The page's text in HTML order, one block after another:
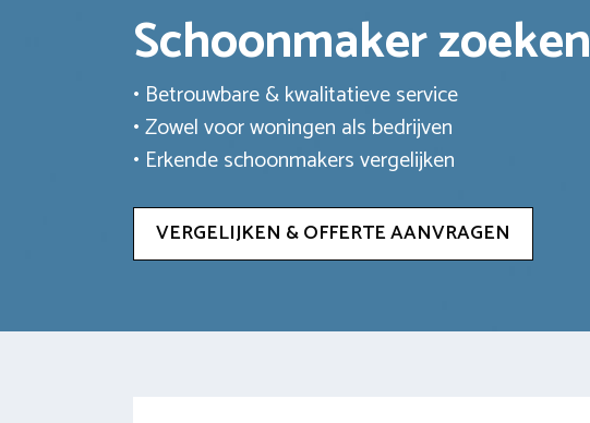
Schoonmaker zoeken
• Betrouwbare & kwalitatieve service
• Zowel voor woningen als bedrijven
• Erkende schoonmakers vergelijken
VERGELIJKEN & OFFERTE AANVRAGEN